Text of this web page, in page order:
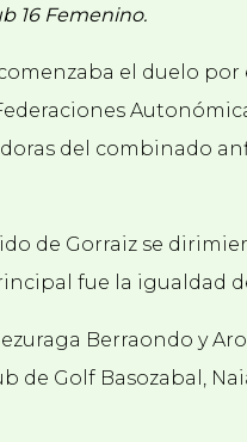
16 Femenino.
el duelo
del combinado
de Gorraiz se
fue la igualdad
Berraondo y
de Golf Basozabal,